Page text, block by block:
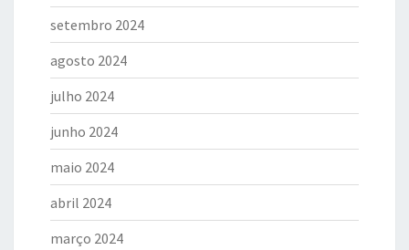
setembro 2024
agosto 2024
julho 2024
junho 2024
maio 2024
abril 2024
março 2024